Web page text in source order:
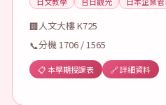
🏢人文大樓 K725
📞分機 1706 / 1565
📋 本學期授課表 🔗 詳細資料